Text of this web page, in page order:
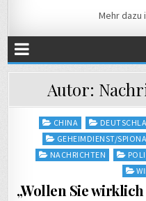
Mehr dazu
Autor:
Posted
CHINA
GEHEIMDIENST/
NACHRICHTEN
„Wollen Sie